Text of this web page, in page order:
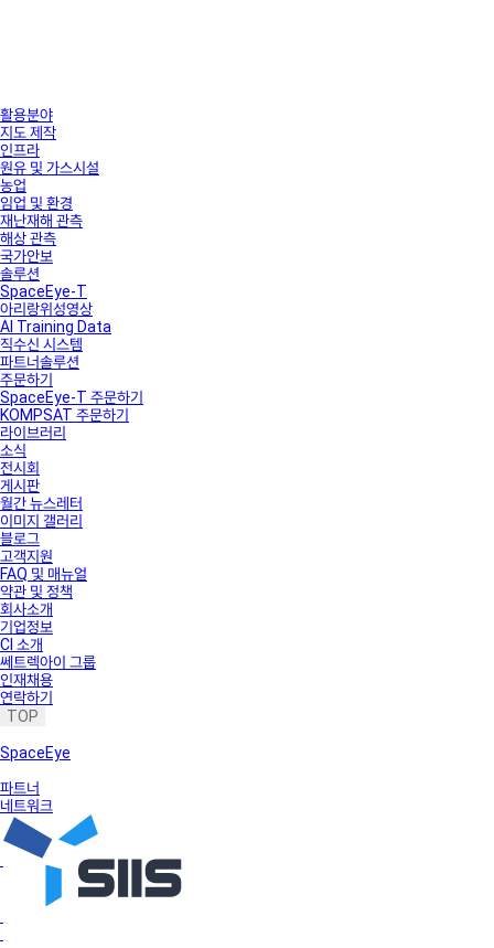
활용분야
지도 제작
인프라
원유 및 가스시설
농업
임업 및 환경
재난재해 관측
해상 관측
국가안보
솔루션
SpaceEye-T
아리랑위성영상
AI Training Data
직수신 시스템
파트너솔루션
주문하기
SpaceEye-T 주문하기
KOMPSAT 주문하기
라이브러리
소식
전시회
게시판
월간 뉴스레터
이미지 갤러리
블로그
고객지원
FAQ 및 매뉴얼
약관 및 정책
회사소개
기업정보
CI 소개
쎄트렉아이 그룹
인재채용
연락하기
TOP
SpaceEye
파트너
네트워크